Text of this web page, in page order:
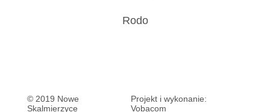
Rodo
© 2019 Nowe
Skalmierzyce
Projekt i wykonanie:
Vobacom